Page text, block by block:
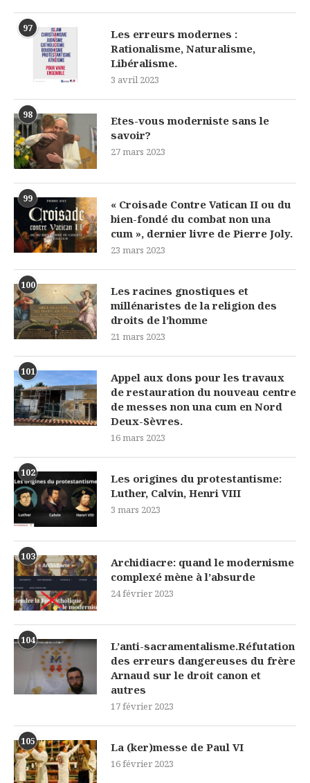
97
Les erreurs modernes :
Rationalisme, Naturalisme,
Libéralisme.
3 avril 2023
98
Etes-vous moderniste sans le
savoir?
27 mars 2023
99
« Croisade Contre Vatican II ou du
bien-fondé du combat non una
cum », dernier livre de Pierre Joly.
23 mars 2023
100
Les racines gnostiques et
millénaristes de la religion des
droits de l’homme
21 mars 2023
101
Appel aux dons pour les travaux
de restauration du nouveau centre
de messes non una cum en Nord
Deux-Sèvres.
16 mars 2023
102
Les origines du protestantisme:
Luther, Calvin, Henri VIII
3 mars 2023
103
Archidiacre: quand le modernisme
complexé mène à l’absurde
24 février 2023
104
L’anti-sacramentalisme.Réfutation
des erreurs dangereuses du frère
Arnaud sur le droit canon et
autres
17 février 2023
105 La (ker)messe de Paul VI
16 février 2023